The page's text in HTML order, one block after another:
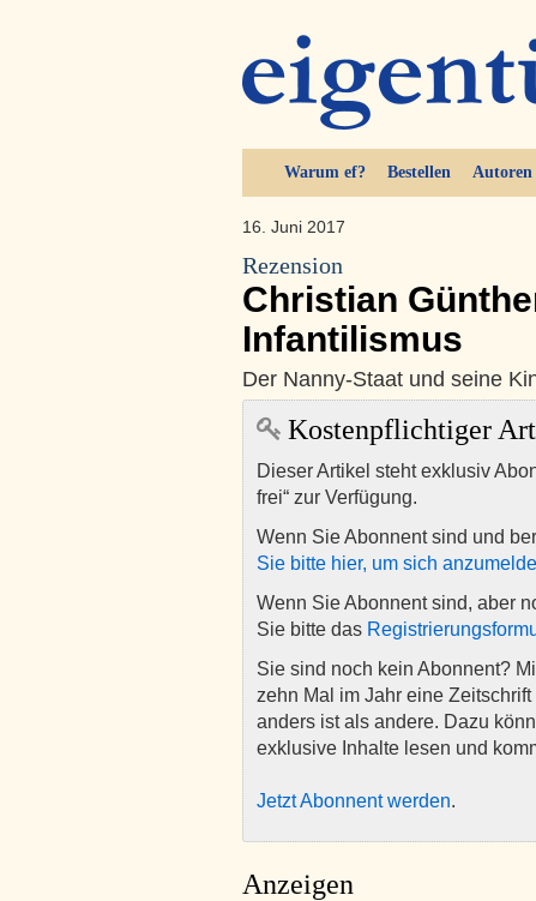
Warum ef? Bestellen Autoren
16. Juni 2017
Rezension
Christian
Infantilismus
Der Nanny-Staat und seine
Kostenpflichtiger
Dieser Artikel steht exklusiv
frei“ zur Verfügung.
Wenn Sie Abonnent sind und
Sie bitte hier, um sich
Wenn Sie Abonnent sind, aber
Sie bitte das
Sie sind noch kein Abonnent?
zehn Mal im Jahr eine
anders ist als andere. Dazu
exklusive Inhalte lesen und
Jetzt Abonnent werden.
Anzeigen